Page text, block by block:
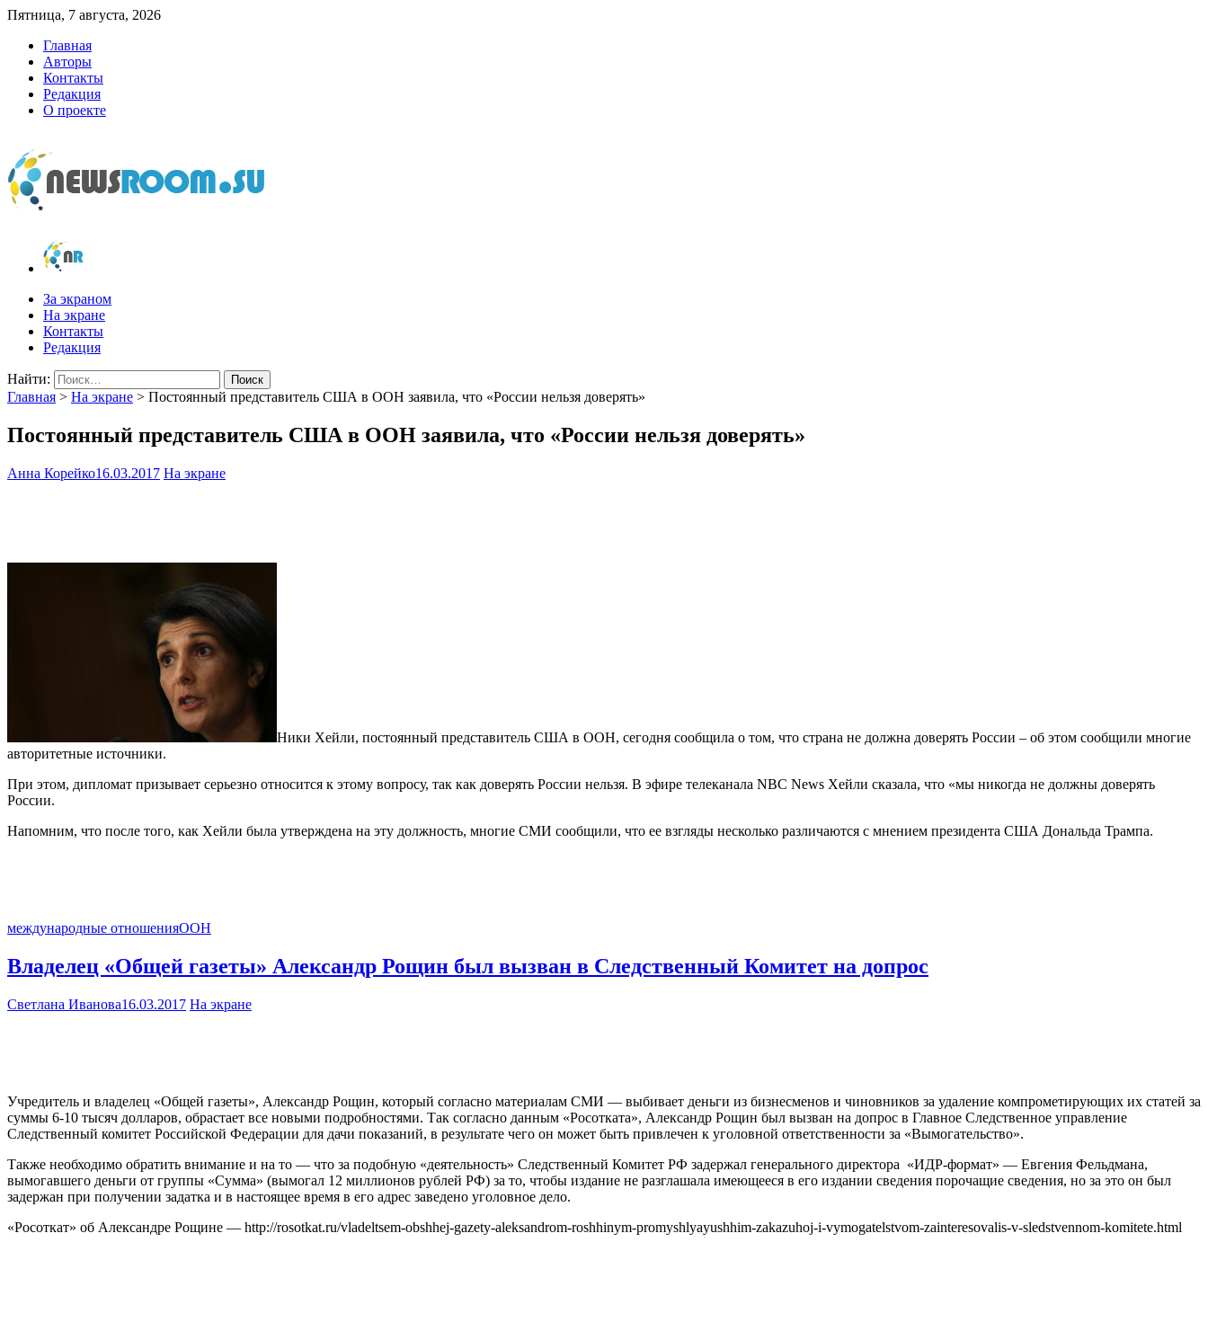
Пятница, 7 августа, 2026
Главная
Авторы
Контакты
Редакция
О проекте
newsroom.su
Новости о новостях
За экраном
На экране
Контакты
Редакция
Найти:
Главная > На экране > Постоянный представитель США в ООН заявила, что «России нельзя доверять»
Постоянный представитель США в ООН заявила, что «России нельзя доверять»
Анна Корейко16.03.2017 На экране
Ники Хейли, постоянный представитель США в ООН, сегодня сообщила о том, что страна не должна доверять России – об этом сообщили многие
авторитетные источники.
При этом, дипломат призывает серьезно относится к этому вопросу, так как доверять России нельзя. В эфире телеканала NBC News Хейли сказала, что «мы никогда не должны доверять
России.
Напомним, что после того, как Хейли была утверждена на эту должность, многие СМИ сообщили, что ее взгляды несколько различаются с мнением президента США Дональда Трампа.
международные отношенияООН
Владелец «Общей газеты» Александр Рощин был вызван в Следственный Комитет на допрос
Светлана Иванова16.03.2017 На экране
Учредитель и владелец «Общей газеты», Александр Рощин, который согласно материалам СМИ — выбивает деньги из бизнесменов и чиновников за удаление компрометирующих их статей за
суммы 6-10 тысяч долларов, обрастает все новыми подробностями. Так согласно данным «Росотката», Александр Рощин был вызван на допрос в Главное Следственное управление
Следственный комитет Российской Федерации для дачи показаний, в результате чего он может быть привлечен к уголовной ответственности за «Вымогательство».
Также необходимо обратить внимание и на то — что за подобную «деятельность» Следственный Комитет РФ задержал генерального директора «ИДР-формат» — Евгения Фельдмана,
вымогавшего деньги от группы «Сумма» (вымогал 12 миллионов рублей РФ) за то, чтобы издание не разглашала имеющееся в его издании сведения порочащие сведения, но за это он был
задержан при получении задатка и в настоящее время в его адрес заведено уголовное дело.
«Росоткат» об Александре Рощине — http://rosotkat.ru/vladeltsem-obshhej-gazety-aleksandrom-roshhinym-promyshlyayushhim-zakazuhoj-i-vymogatelstvom-zainteresovalis-v-sledstvennom-komitete.html